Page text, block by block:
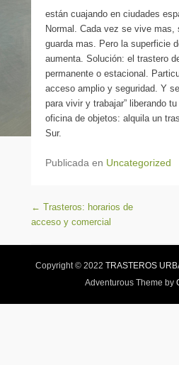
están cuajando en ciudades
Normal. Cada vez se vive
guarda mas. Pero la superficie
aumenta. Solución: el trastero
permanente o estacional.
acceso amplio y seguridad. Y
para vivir y trabajar” liberando
oficina de objetos: alquila un
Sur.
Publicada en Uncategorized
Navegación de entradas
← Trasteros: horarios de
acceso y comercial
Copyright © 2022 TRASTEROS
Adventurous Theme by